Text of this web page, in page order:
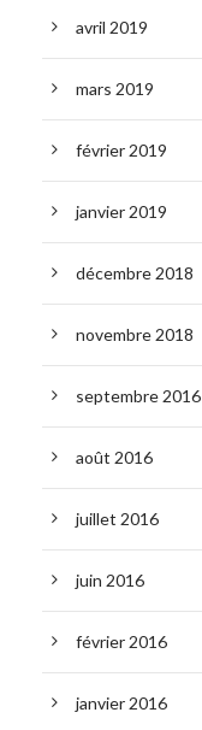
avril 2019
mars 2019
février 2019
janvier 2019
décembre 2018
novembre 2018
septembre 2016
août 2016
juillet 2016
juin 2016
février 2016
janvier 2016